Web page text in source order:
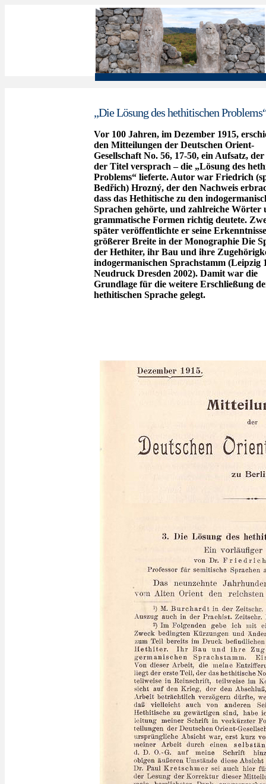
„Die Lösung des hethitischen
Vor 100 Jahren, im Dezember 1915,
den Mitteilungen der Deutschen Orient-
Gesellschaft No. 56, 17-50, ein Aufsatz,
der Titel versprach – die „Lösung des
Problems“ lieferte. Autor war Friedrich
Bedřich) Hrozný, der den Nachweis
dass das Hethitische zu den
Sprachen gehörte, und zahlreiche Wörter
grammatische Formen richtig deutete.
später veröffentlichte er seine
größerer Breite in der Monographie Die
der Hethiter, ihr Bau und ihre
indogermanischen Sprachstamm (Leipzig
Neudruck Dresden 2002). Damit war die
Grundlage für die weitere Erschließung
hethitischen Sprache gelegt.